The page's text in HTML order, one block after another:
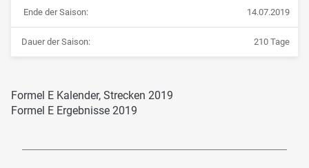
Ende der Saison: 14.07.2019
Dauer der Saison: 210 Tage
Formel E Kalender, Strecken 2019
Formel E Ergebnisse 2019